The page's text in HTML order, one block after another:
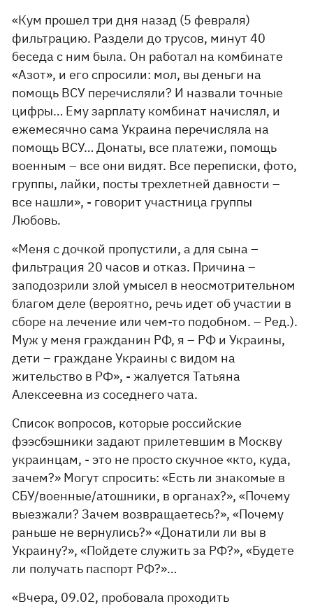
«Кум прошел три дня назад (5 февраля)
фильтрацию. Раздели до трусов, минут 40
беседа с ним была. Он работал на комбинате
«Азот», и его спросили: мол, вы деньги на
помощь ВСУ перечисляли? И назвали точные
цифры… Ему зарплату комбинат начислял, и
ежемесячно сама Украина перечисляла на
помощь ВСУ… Донаты, все платежи, помощь
военным – все они видят. Все переписки, фото,
группы, лайки, посты трехлетней давности –
все нашли», - говорит участница группы
Любовь.
«Меня с дочкой пропустили, а для сына –
фильтрация 20 часов и отказ. Причина –
заподозрили злой умысел в неосмотрительном
благом деле (вероятно, речь идет об участии в
сборе на лечение или чем-то подобном. – Ред.).
Муж у меня гражданин РФ, я – РФ и Украины,
дети – граждане Украины с видом на
жительство в РФ», - жалуется Татьяна
Алексеевна из соседнего чата.
Список вопросов, которые российские
фээсбэшники задают прилетевшим в Москву
украинцам, - это не просто скучное «кто, куда,
зачем?» Могут спросить: «Есть ли знакомые в
СБУ/военные/атошники, в органах?», «Почему
выезжали? Зачем возвращаетесь?», «Почему
раньше не вернулись?» «Донатили ли вы в
Украину?», «Пойдете служить за РФ?», «Будете
ли получать паспорт РФ?»…
«Вчера, 09.02, пробовала проходить